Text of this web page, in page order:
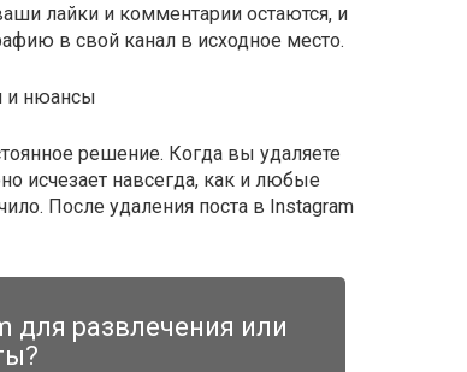
лайки и комментарии остаются, и
в свой канал в исходное место.
решение. Когда вы удаляете
исчезает навсегда, как и любые
После удаления поста в Instagram
для развлечения или